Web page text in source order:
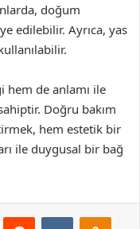
doğum
edilebilir. Ayrıca, yas
hem de anlamı ile
Doğru bakım
hem estetik bir
ile duygusal bir bağ
Reddit VKontakte